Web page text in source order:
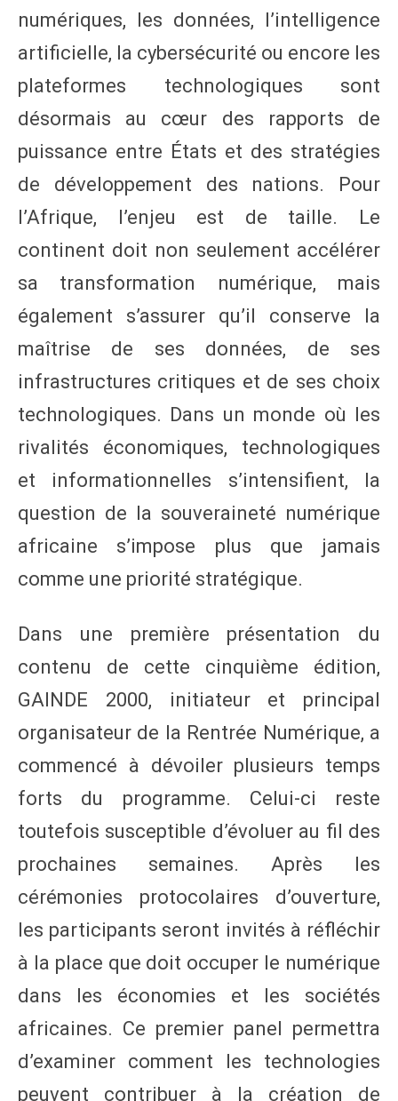
numériques, les données, l’intelligence
artificielle, la cybersécurité ou encore les
plateformes technologiques sont
désormais au cœur des rapports de
puissance entre États et des stratégies
de développement des nations. Pour
l’Afrique, l’enjeu est de taille. Le
continent doit non seulement accélérer
sa transformation numérique, mais
également s’assurer qu’il conserve la
maîtrise de ses données, de ses
infrastructures critiques et de ses choix
technologiques. Dans un monde où les
rivalités économiques, technologiques
et informationnelles s’intensifient, la
question de la souveraineté numérique
africaine s’impose plus que jamais
comme une priorité stratégique.
Dans une première présentation du
contenu de cette cinquième édition,
GAINDE 2000, initiateur et principal
organisateur de la Rentrée Numérique, a
commencé à dévoiler plusieurs temps
forts du programme. Celui-ci reste
toutefois susceptible d’évoluer au fil des
prochaines semaines. Après les
cérémonies protocolaires d’ouverture,
les participants seront invités à réfléchir
à la place que doit occuper le numérique
dans les économies et les sociétés
africaines. Ce premier panel permettra
d’examiner comment les technologies
peuvent contribuer à la création de